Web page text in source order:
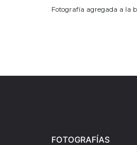
Fotografía agregada a la
FOTOGRAFÍAS